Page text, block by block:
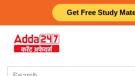
Get Free Study
content
Search